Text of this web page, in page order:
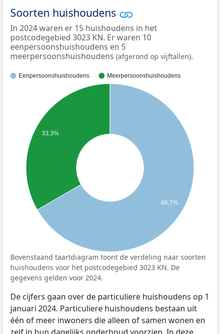
Soorten huishoudens
In 2024 waren er 15 huishoudens in het
postcodegebied 3023 KN. Er waren 10
eenpersoonshuishoudens en 5
meerpersoonshuishoudens (afgerond op vijftallen).
Eenpersoonshuishoudens Meerpersoonshuishoudens
33,3%
66,7%
Bovenstaand taartdiagram toont de verdeling naar soorten
huishoudens voor het postcodegebied 3023 KN. De
gegevens gelden voor 2024.
De cijfers gaan over de particuliere huishoudens op 1
januari 2024. Particuliere huishoudens bestaan uit
één of meer inwoners die alleen of samen wonen en